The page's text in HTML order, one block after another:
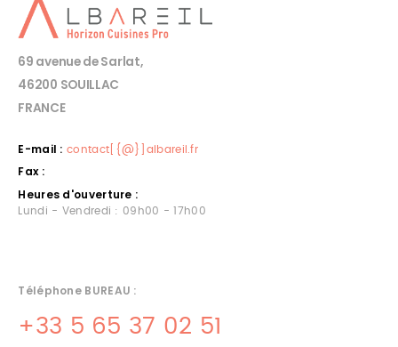
69 avenue de Sarlat,
46200 SOUILLAC
FRANCE
E-mail : contact[{@}]albareil.fr
Fax :
Heures d'ouverture :
Lundi - Vendredi : 09h00 - 17h00
Téléphone BUREAU :
+33 5 65 37 02 51